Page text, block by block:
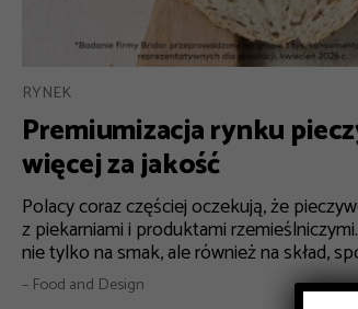
RYNEK
Premiumizacja rynku
więcej za jakość
Polacy coraz częściej oczekują, że
z piekarniami i produktami
nie tylko na smak, ale również na skład,
– Food and Design